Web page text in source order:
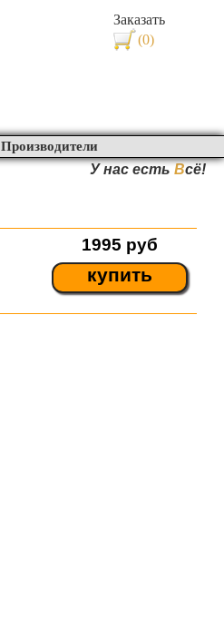
Заказать
(0)
Производители
У нас есть Всё!
1995 руб
купить